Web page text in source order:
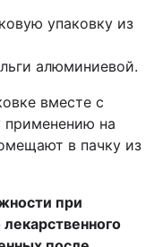
упаковку из
алюминиевой.
вместе с
применению на
в пачку из
при